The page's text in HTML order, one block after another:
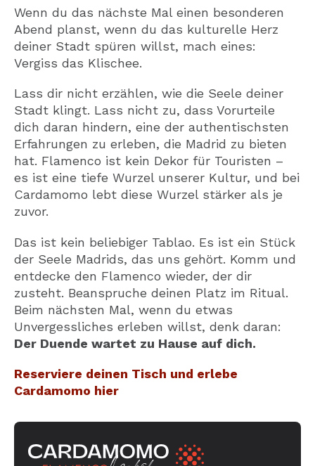
Wenn du das nächste Mal einen besonderen
Abend planst, wenn du das kulturelle Herz
deiner Stadt spüren willst, mach eines:
Vergiss das Klischee.
Lass dir nicht erzählen, wie die Seele deiner
Stadt klingt. Lass nicht zu, dass Vorurteile
dich daran hindern, eine der authentischsten
Erfahrungen zu erleben, die Madrid zu bieten
hat. Flamenco ist kein Dekor für Touristen –
es ist eine tiefe Wurzel unserer Kultur, und bei
Cardamomo lebt diese Wurzel stärker als je
zuvor.
Das ist kein beliebiger Tablao. Es ist ein Stück
der Seele Madrids, das uns gehört. Komm und
entdecke den Flamenco wieder, der dir
zusteht. Beanspruche deinen Platz im Ritual.
Beim nächsten Mal, wenn du etwas
Unvergessliches erleben willst, denk daran:
Der Duende wartet zu Hause auf dich.
Reserviere deinen Tisch und erlebe
Cardamomo hier